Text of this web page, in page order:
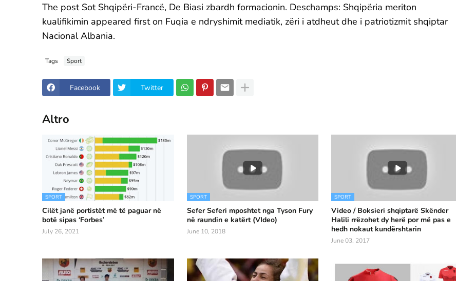
The post Sot Shqipëri-Francë, De Biasi zbardh formacionin. Deschamps: Shqipëria meriton
kualifikimin appeared first on Fuqia e ndryshimit mediatik, zëri i atdheut dhe i patriotizmit shqiptar
Nacional Albania.
Tags Sport
Facebook Twitter
Altro
SPORT
Cilët janë portistët më të paguar në
botë sipas ‘Forbes’
July 26, 2021
SPORT
Sefer Seferi mposhtet nga Tyson Fury
në raundin e katërt (VIdeo)
June 10, 2018
SPORT
Video / Boksieri shqiptarë Skënder
Halili rrëzohet dy herë por më pas e
hedh nokaut kundërshtarin
June 03, 2017